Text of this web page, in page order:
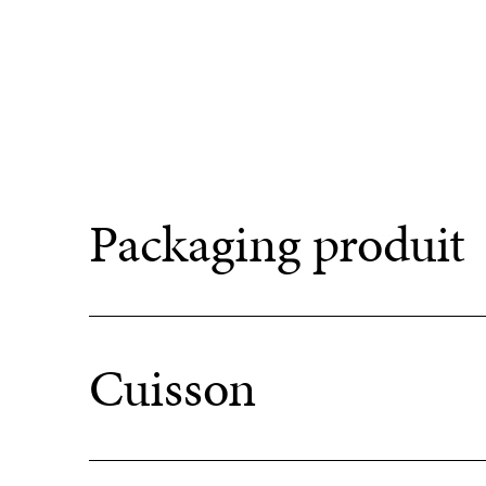
Packaging produit
Cuisson